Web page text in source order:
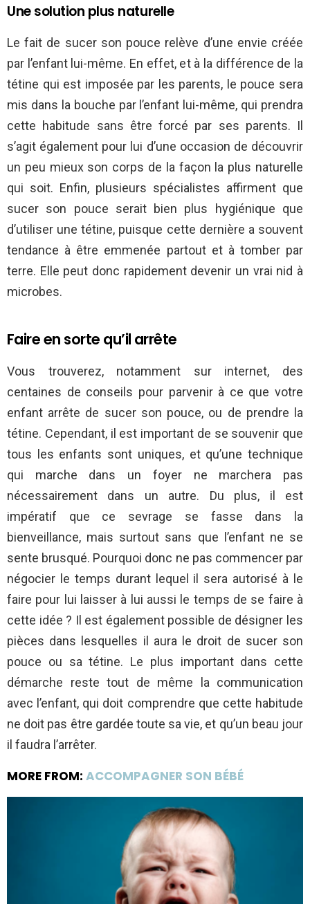
Une solution plus naturelle
Le fait de sucer son pouce relève d’une envie créée
par l’enfant lui-même. En effet, et à la différence de la
tétine qui est imposée par les parents, le pouce sera
mis dans la bouche par l’enfant lui-même, qui prendra
cette habitude sans être forcé par ses parents. Il
s’agit également pour lui d’une occasion de découvrir
un peu mieux son corps de la façon la plus naturelle
qui soit. Enfin, plusieurs spécialistes affirment que
sucer son pouce serait bien plus hygiénique que
d’utiliser une tétine, puisque cette dernière a souvent
tendance à être emmenée partout et à tomber par
terre. Elle peut donc rapidement devenir un vrai nid à
microbes.
Faire en sorte qu’il arrête
Vous trouverez, notamment sur internet, des
centaines de conseils pour parvenir à ce que votre
enfant arrête de sucer son pouce, ou de prendre la
tétine. Cependant, il est important de se souvenir que
tous les enfants sont uniques, et qu’une technique
qui marche dans un foyer ne marchera pas
nécessairement dans un autre. Du plus, il est
impératif que ce sevrage se fasse dans la
bienveillance, mais surtout sans que l’enfant ne se
sente brusqué. Pourquoi donc ne pas commencer par
négocier le temps durant lequel il sera autorisé à le
faire pour lui laisser à lui aussi le temps de se faire à
cette idée ? Il est également possible de désigner les
pièces dans lesquelles il aura le droit de sucer son
pouce ou sa tétine. Le plus important dans cette
démarche reste tout de même la communication
avec l’enfant, qui doit comprendre que cette habitude
ne doit pas être gardée toute sa vie, et qu’un beau jour
il faudra l’arrêter.
MORE FROM: ACCOMPAGNER SON BÉBÉ